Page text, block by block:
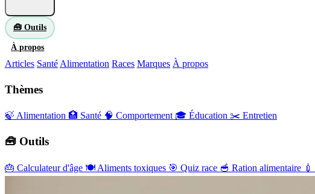
🧰 Outils
À propos
Articles Santé Alimentation Races Marques À propos
Thèmes
🍃 Alimentation 🏥 Santé 🧠 Comportement 🎓 Éducation ✂️ Entretien
🧰 Outils
🎂 Calculateur d'âge 🍽️ Aliments toxiques 🎯 Quiz race 🥣 Ration alimentaire 💉